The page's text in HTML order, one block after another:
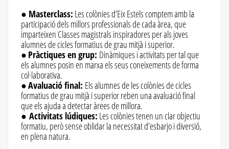
● Masterclass: Les colònies d’Eix Estels comptem amb la
participació dels millors professionals de cada àrea, que
imparteixen Classes magistrals inspiradores per als joves
alumnes de cicles formatius de grau mitjà i superior.
● Pràctiques en grup: Dinàmiques i activitats per tal que
els alumnes posin en marxa els seus coneixements de forma
col·laborativa.
●Avaluació final: Els alumnes de les colònies de cicles
formatius de grau mitjà i superior reben una avaluació final
que els ajuda a detectar àrees de millora.
● Activitats lúdiques: Les colònies tenen un clar objectiu
formatiu, però sense oblidar la necessitat d’esbarjo i diversió,
en plena natura.